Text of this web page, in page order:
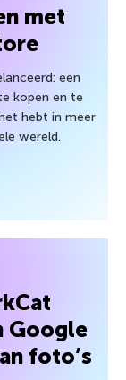
met
een
kopen en te
hebt in meer
wereld.
Google
foto’s